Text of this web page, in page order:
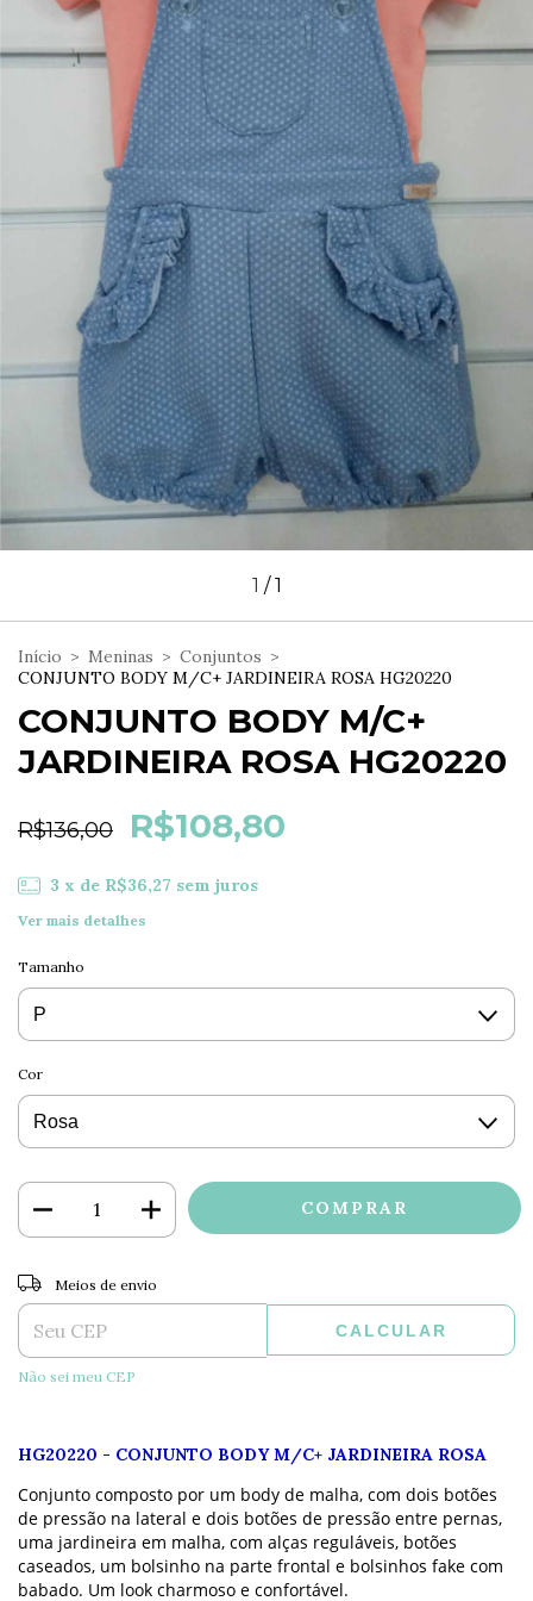
1 /1
Início > Meninas > Conjuntos >
CONJUNTO BODY M/C+ JARDINEIRA ROSA HG20220
CONJUNTO BODY M/C+
JARDINEIRA ROSA HG20220
R$136,00 R$108,80
3 x de R$36,27 sem juros
Ver mais detalhes
Tamanho
Cor
Entregas para o CEP:
Meios de envio
CALCULAR
Não sei meu CEP
HG20220 - CONJUNTO BODY M/C+ JARDINEIRA ROSA
Conjunto composto por um body de malha, com dois botões
de pressão na lateral e dois botões de pressão entre pernas,
uma jardineira em malha, com alças reguláveis, botões
caseados, um bolsinho na parte frontal e bolsinhos fake com
babado. Um look charmoso e confortável.